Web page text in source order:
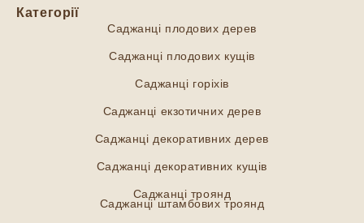
Категорії
Саджанці плодових дерев
Саджанці плодових кущів
Саджанці горіхів
Саджанці екзотичних дерев
Саджанці декоративних дерев
Саджанці декоративних кущів
Саджанці троянд
Саджанці штамбових троянд